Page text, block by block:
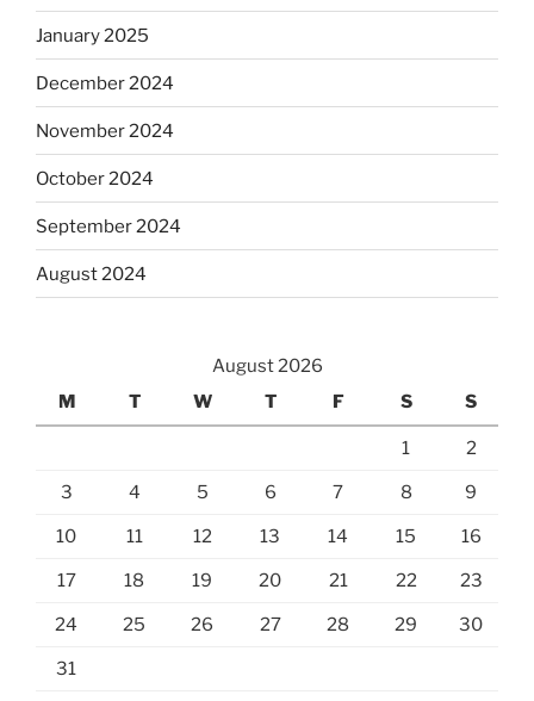
January 2025
December 2024
November 2024
October 2024
September 2024
August 2024
August 2026
M
T W T F S S
1 2
3 4 5 6 7 8 9
10 11 12 13 14 15 16
17 18 19 20 21 22 23
24 25 26 27 28 29 30
31